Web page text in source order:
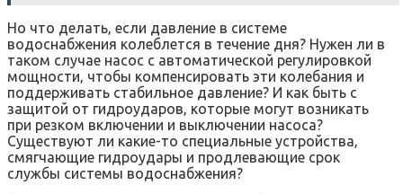
Но что делать‚ если давление в системе
водоснабжения колеблется в течение дня? Нужен ли в
таком случае насос с автоматической регулировкой
мощности‚ чтобы компенсировать эти колебания и
поддерживать стабильное давление? И как быть с
защитой от гидроударов‚ которые могут возникать
при резком включении и выключении насоса?
Существуют ли какие-то специальные устройства‚
смягчающие гидроудары и продлевающие срок
службы системы водоснабжения?